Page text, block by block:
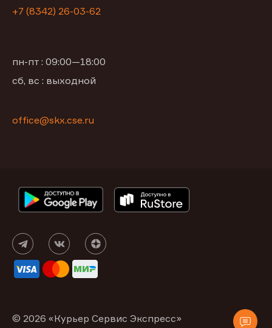
+7 (8342) 26-03-62
пн-пт : 09:00—18:00
сб, вс : выходной
office@skx.cse.ru
© 2026 «Курьер Сервис Экспресс»